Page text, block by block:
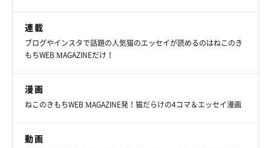
連載
ブログやインスタで話題の人気猫のエッセイが読めるのはねこのき
もちWEB MAGAZINEだけ！
漫画
ねこのきもちWEB MAGAZINE発！猫だらけの4コマ＆エッセイ漫画
動画